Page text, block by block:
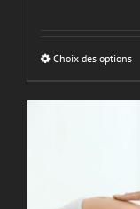
Choix des options